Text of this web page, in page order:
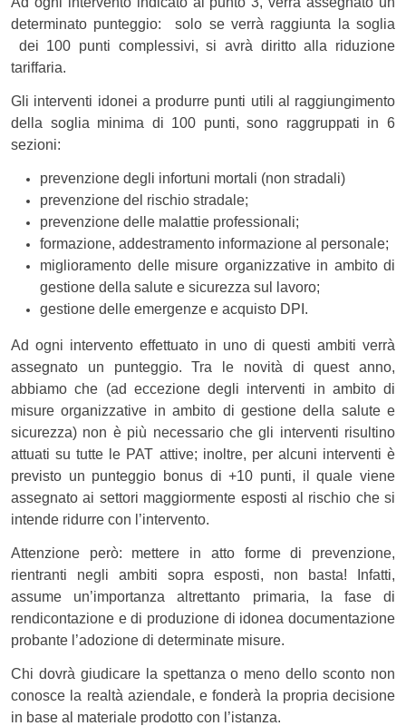
determinato punteggio: solo se verrà raggiunta la soglia
dei 100 punti complessivi, si avrà diritto alla riduzione
tariffaria.
Gli interventi idonei a produrre punti utili al raggiungimento
della soglia minima di 100 punti, sono raggruppati in 6
sezioni:
prevenzione degli infortuni mortali (non stradali)
prevenzione del rischio stradale;
prevenzione delle malattie professionali;
formazione, addestramento informazione al personale;
miglioramento delle misure organizzative in ambito di
gestione della salute e sicurezza sul lavoro;
gestione delle emergenze e acquisto DPI.
Ad ogni intervento effettuato in uno di questi ambiti verrà
assegnato un punteggio. Tra le novità di quest anno,
abbiamo che (ad eccezione degli interventi in ambito di
misure organizzative in ambito di gestione della salute e
sicurezza) non è più necessario che gli interventi risultino
attuati su tutte le PAT attive; inoltre, per alcuni interventi è
previsto un punteggio bonus di +10 punti, il quale viene
assegnato ai settori maggiormente esposti al rischio che si
intende ridurre con l’intervento.
Attenzione però: mettere in atto forme di prevenzione,
rientranti negli ambiti sopra esposti, non basta! Infatti,
assume un’importanza altrettanto primaria, la fase di
rendicontazione e di produzione di idonea documentazione
probante l’adozione di determinate misure.
Chi dovrà giudicare la spettanza o meno dello sconto non
conosce la realtà aziendale, e fonderà la propria decisione
in base al materiale prodotto con l’istanza.